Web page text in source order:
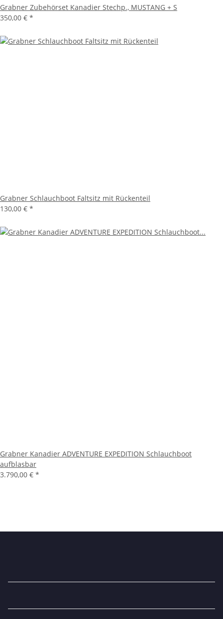
Grabner Zubehörset Kanadier Stechp., MUSTANG + S
350,00 € *
Grabner Schlauchboot Faltsitz mit Rückenteil
130,00 € *
Grabner Kanadier ADVENTURE EXPEDITION Schlauchboot
aufblasbar
3.790,00 € *